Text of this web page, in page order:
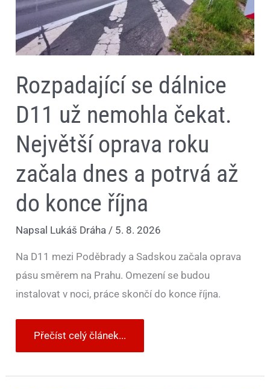
Rozpadající se dálnice
D11 už nemohla čekat.
Největší oprava roku
začala dnes a potrvá až
do konce října
Napsal Lukáš Dráha/ 5. 8. 2026
Na D11 mezi Poděbrady a Sadskou začala oprava
pásu směrem na Prahu. Omezení se budou
instalovat v noci, práce skončí do konce října.
oprava
roku
začala
dnes
a
potrvá
do
konce
října
Přečíst celý článek...